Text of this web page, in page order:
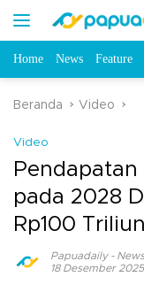
Home News Feature
Beranda Video
Video
pada 2028
Rp100 Triliun
Papuadaily- News
18 Desember 2025